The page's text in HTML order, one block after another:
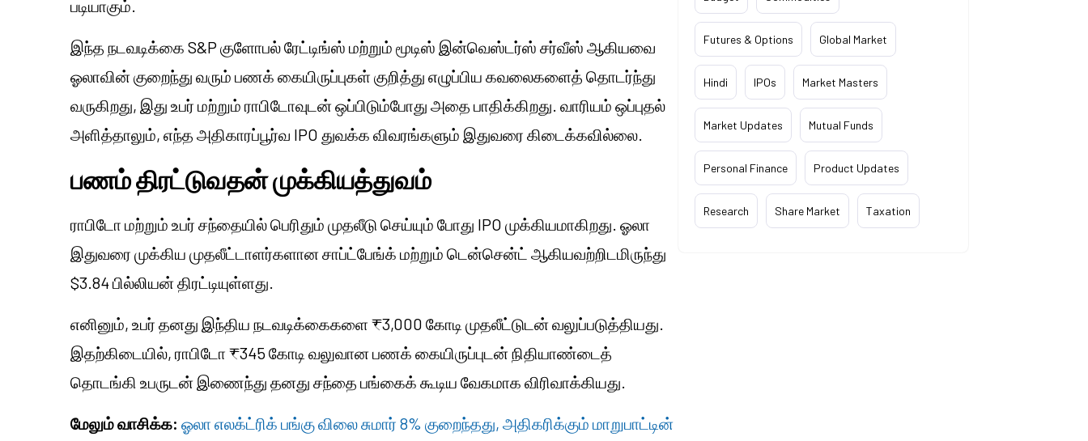
படியாகும்.
இந்த நடவடிக்கை S&P குளோபல் ரேட்டிங்ஸ் மற்றும் மூடிஸ் இன்வெஸ்டர்ஸ் சர்வீஸ் ஆகியவை
ஓலாவின் குறைந்து வரும் பணக் கையிருப்புகள் குறித்து எழுப்பிய கவலைகளைத் தொடர்ந்து
வருகிறது, இது உபர் மற்றும் ராபிடோவுடன் ஒப்பிடும்போது அதை பாதிக்கிறது. வாரியம் ஒப்புதல்
அளித்தாலும், எந்த அதிகாரப்பூர்வ IPO துவக்க விவரங்களும் இதுவரை கிடைக்கவில்லை.
பணம் திரட்டுவதன் முக்கியத்துவம்
ராபிடோ மற்றும் உபர் சந்தையில் பெரிதும் முதலீடு செய்யும் போது IPO முக்கியமாகிறது. ஓலா
இதுவரை முக்கிய முதலீட்டாளர்களான சாப்ட்பேங்க் மற்றும் டென்சென்ட் ஆகியவற்றிடமிருந்து
$3.84 பில்லியன் திரட்டியுள்ளது.
எனினும், உபர் தனது இந்திய நடவடிக்கைகளை ₹3,000 கோடி முதலீட்டுடன் வலுப்படுத்தியது.
இதற்கிடையில், ராபிடோ ₹345 கோடி வலுவான பணக் கையிருப்புடன் நிதியாண்டைத்
தொடங்கி உபருடன் இணைந்து தனது சந்தை பங்கைக் கூடிய வேகமாக விரிவாக்கியது.
மேலும் வாசிக்க: ஓலா எலக்ட்ரிக் பங்கு விலை சுமார் 8% குறைந்தது, அதிகரிக்கும் மாறுபாட்டின்
Futures & Options Global Market
Hindi IPOs Market Masters
Market Updates Mutual Funds
Personal Finance Product Updates
Research Share Market Taxation